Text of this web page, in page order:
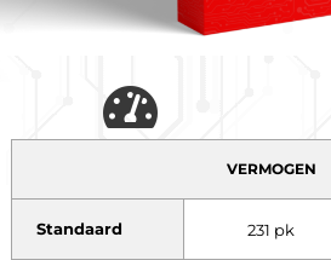
VERMOGEN
Standaard 231 pk